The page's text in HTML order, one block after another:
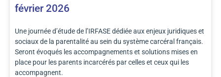
février 2026
Une journée d’étude de l’IRFASE dédiée aux enjeux juridiques et
sociaux de la parentalité au sein du système carcéral français.
Seront évoqués les accompagnements et solutions mises en
place pour les parents incarcérés par celles et ceux qui les
accompagnent.